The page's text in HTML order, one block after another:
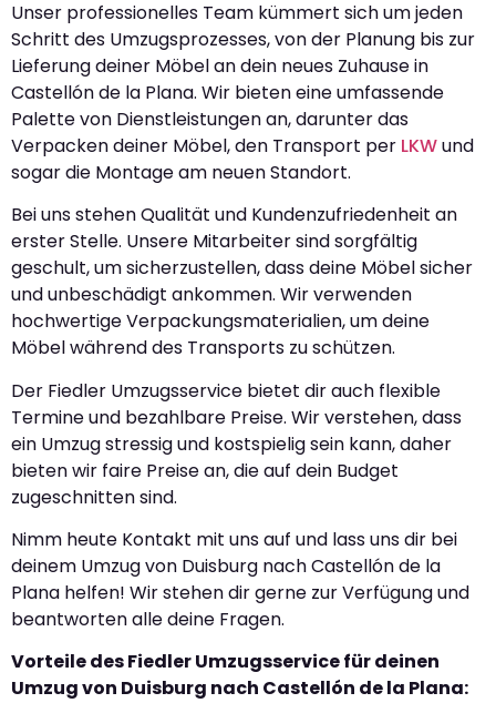
Unser professionelles Team kümmert sich um jeden
Schritt des Umzugsprozesses, von der Planung bis zur
Lieferung deiner Möbel an dein neues Zuhause in
Castellón de la Plana. Wir bieten eine umfassende
Palette von Dienstleistungen an, darunter das
Verpacken deiner Möbel, den Transport per LKWund
sogar die Montage am neuen Standort.
Bei uns stehen Qualität und Kundenzufriedenheit an
erster Stelle. Unsere Mitarbeiter sind sorgfältig
geschult, um sicherzustellen, dass deine Möbel sicher
und unbeschädigt ankommen. Wir verwenden
hochwertige Verpackungsmaterialien, um deine
Möbel während des Transports zu schützen.
Der Fiedler Umzugsservice bietet dir auch flexible
Termine und bezahlbare Preise. Wir verstehen, dass
ein Umzug stressig und kostspielig sein kann, daher
bieten wir faire Preise an, die auf dein Budget
zugeschnitten sind.
Nimm heute Kontakt mit uns auf und lass uns dir bei
deinem Umzug von Duisburg nach Castellón de la
Plana helfen! Wir stehen dir gerne zur Verfügung und
beantworten alle deine Fragen.
Vorteile des Fiedler Umzugsservice für deinen
Umzug von Duisburg nach Castellón de la Plana: